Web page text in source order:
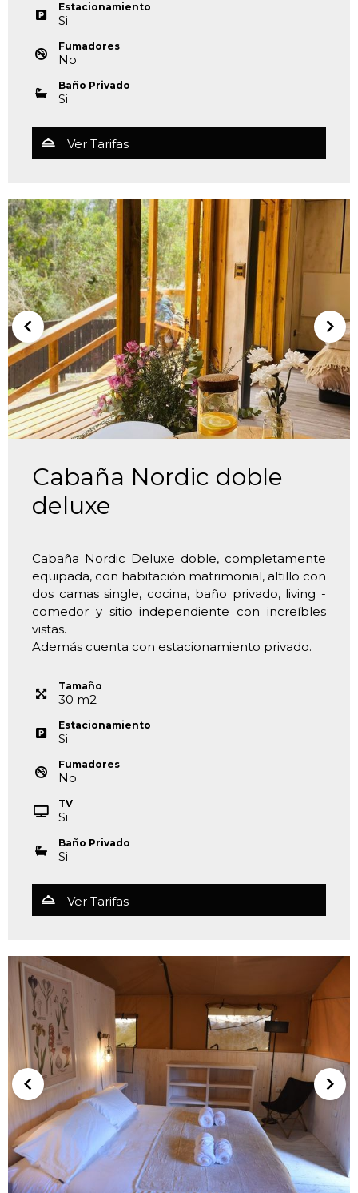
Estacionamiento
Si
Fumadores
No
Baño Privado
Si
Ver Tarifas
Cabaña Nordic doble
deluxe
Cabaña Nordic Deluxe doble, completamente
equipada, con habitación matrimonial, altillo con
dos camas single, cocina, baño privado, living -
comedor y sitio independiente con increíbles
vistas.
Además cuenta con estacionamiento privado.
Tamaño
30 m2
Estacionamiento
Si
Fumadores
No
TV
Si
Baño Privado
Si
Ver Tarifas